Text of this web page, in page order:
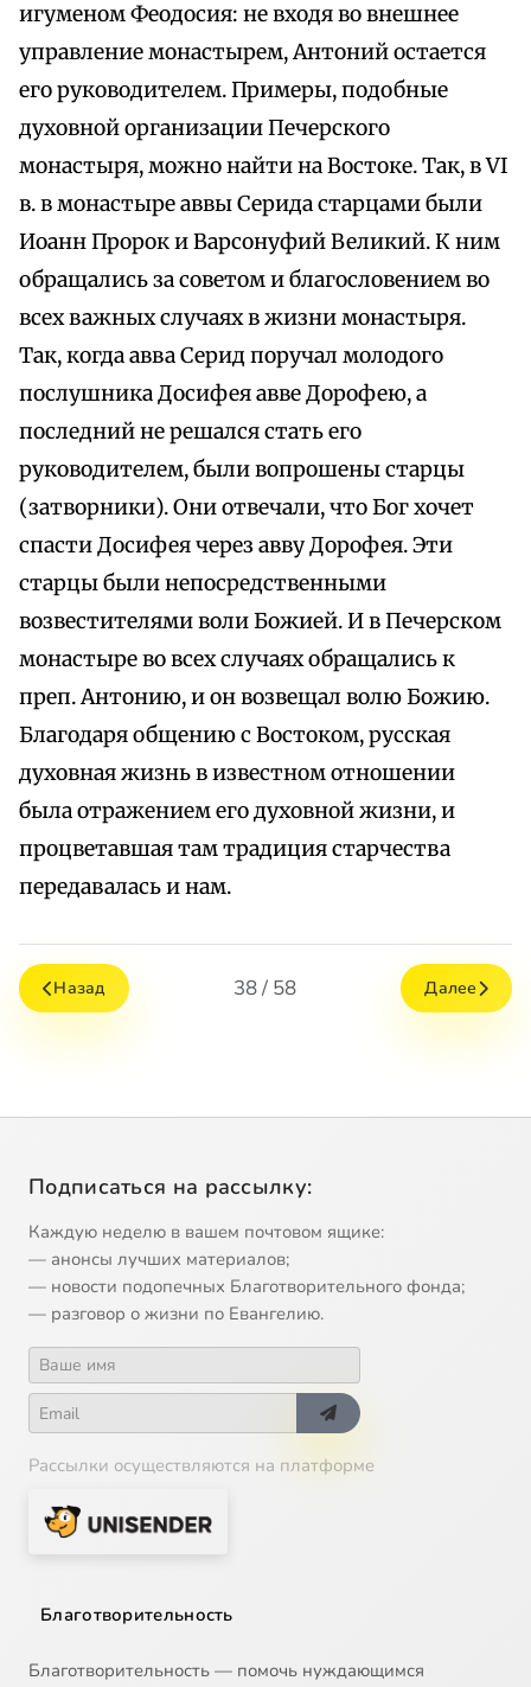
игуменом Феодосия: не входя во внешнее
управление монастырем, Антоний остается
его руководителем. Примеры, подобные
духовной организации Печерского
монастыря, можно найти на Востоке. Так, в VI
в. в монастыре аввы Серида старцами были
Иоанн Пророк и Варсонуфий Великий. К ним
обращались за советом и благословением во
всех важных случаях в жизни монастыря.
Так, когда авва Серид поручал молодого
послушника Досифея авве Дорофею, а
последний не решался стать его
руководителем, были вопрошены старцы
(затворники). Они отвечали, что Бог хочет
спасти Досифея через авву Дорофея. Эти
старцы были непосредственными
возвестителями воли Божией. И в Печерском
монастыре во всех случаях обращались к
преп. Антонию, и он возвещал волю Божию.
Благодаря общению с Востоком, русская
духовная жизнь в известном отношении
была отражением его духовной жизни, и
процветавшая там традиция старчества
передавалась и нам.
Назад 38 / 58 Далее
Подписаться на рассылку:
Каждую неделю в вашем почтовом ящике:
— анонсы лучших материалов;
— новости подопечных Благотворительного фонда;
— разговор о жизни по Евангелию.
Рассылки осуществляются на платформе
Благотворительность
Благотворительность — помочь нуждающимся